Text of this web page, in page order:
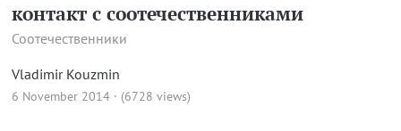
контакт с соотечественниками
Соотечественники
Vladimir Kouzmin
6 November 2014 · (6728 views)